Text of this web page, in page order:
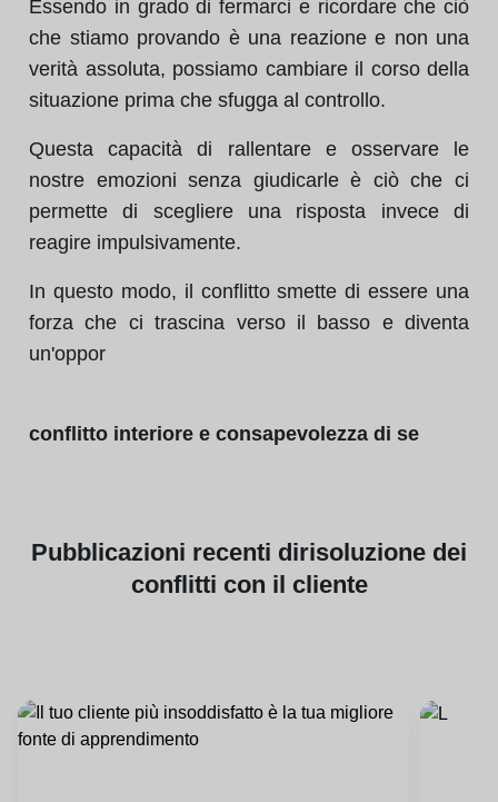
Essendo in grado di fermarci e ricordare che ciò
che stiamo provando è una reazione e non una
verità assoluta, possiamo cambiare il corso della
situazione prima che sfugga al controllo.
Questa capacità di rallentare e osservare le
nostre emozioni senza giudicarle è ciò che ci
permette di scegliere una risposta invece di
reagire impulsivamente.
In questo modo, il conflitto smette di essere una
forza che ci trascina verso il basso e diventa
un'oppor
conflitto interiore e consapevolezza di se
Pubblicazioni recenti dirisoluzione dei
conflitti con il cliente